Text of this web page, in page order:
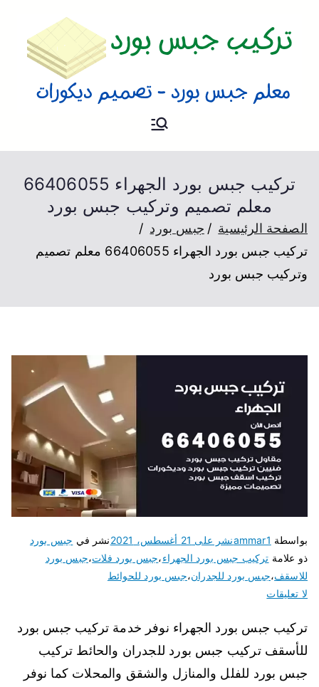
تركيب جبس
بورد
فني تركيب جبس بورد و تصميم
تركيب جبس بورد الجهراء 66406055
معلم تصميم وتركيب جبس بورد
الصفحة الرئيسية
جبس بورد
تركيب جبس بورد الجهراء 66406055 معلم تصميم
وتركيب جبس بورد
بواسطة ammar1نشر على 21 أغسطس، 2021 نشر في جبس بورد
ذو علامة تركيب جبس بورد الجهراء،جبس بورد فلات،جبس بورد
للاسقف،جبس بورد للجدران،جبس بورد للحوائط
لا تعليقات
تركيب جبس بورد الجهراء نوفر خدمة تركيب جبس بورد
للأسقف تركيب جبس بورد للجدران والحائط تركيب
جبس بورد للفلل والمنازل والشقق والمحلات كما نوفر